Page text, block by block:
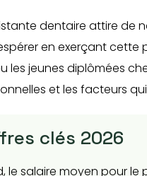
dentaire attire
en exerçant cette
les jeunes diplômées
et les facteurs
clés 2026
le salaire moyen pour